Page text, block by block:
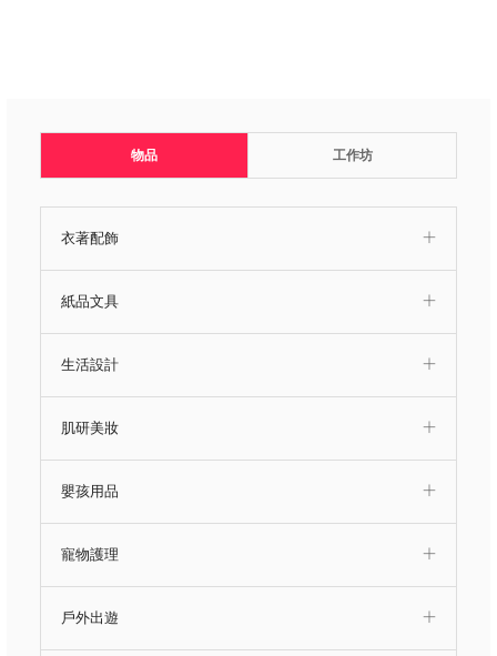
物品 工作坊
衣著配飾
紙品文具
生活設計
肌研美妝
嬰孩用品
寵物護理
戶外出遊